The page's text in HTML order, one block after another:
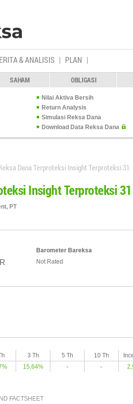
& ANALISIS PLAN
SAHAM OBLIGASI
Nilai Aktiva Bersih
Return Analysis
Simulasi Reksa Dana
Download Data Reksa Dana
Dana Terproteksi Insight Terproteksi 31
Insight Terproteksi 31
PT
Barometer Bareksa
Not Rated
3 Th 5 Th 10 Th
15,64% - -
FACTSHEET